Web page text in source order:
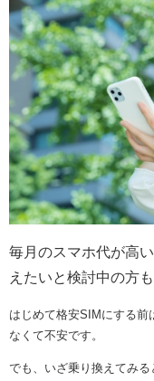
毎月のスマホ代が高
えたいと検討中の方
はじめて格安SIMにする前
なくて不安です。
でも、いざ乗り換えてみ